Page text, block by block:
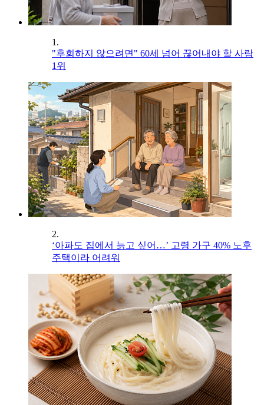
1.
"후회하지 않으려면" 60세 넘어 끊어내야 할 사람
1위
2.
‘아파도 집에서 늙고 싶어…’ 고령 가구 40% 노후
주택이라 어려워